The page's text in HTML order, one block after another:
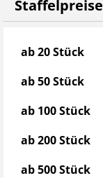
Staffelpreise
Staffelpreise
ab 20 Stück
ab 50 Stück
ab 100 Stück
ab 200 Stück
ab 500 Stück